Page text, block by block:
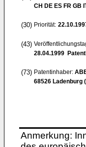
CH DE ES FR GB
(30) Priorität:
(43)
28.04.1999
(73) Patentinhaber:
68526 Ladenburg
Anmerkung: